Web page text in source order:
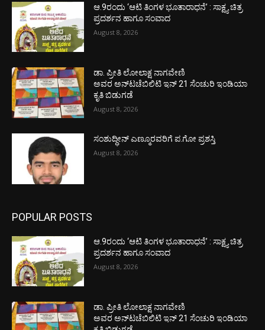
ಆ.9ರಂದು ‘ಆಟಿ ತಿಂಗಳ ಭೂತಾರಾಧನೆ’ : ಸಾಕ್ಷ್ಯ ಚಿತ್ರ
ಪ್ರದರ್ಶನ ಹಾಗೂ ಸಂವಾದ
August 8, 2026
ಡಾ. ಪ್ರೀತಿ ಲೋಲಾಕ್ಷ ನಾಗವೇಣಿ
ಅವರ ಅನ್‌ಟಚೆಬಿಲಿಟಿ ಇನ್ 21 ಸೆಂಚುರಿ ಇಂಡಿಯಾ
ಕೃತಿ ಬಿಡುಗಡೆ
August 8, 2026
ಸಂಶುದ್ಧೀನ್ ಎಣ್ಮೂರವರಿಗೆ ಪ.ಗೋ ಪ್ರಶಸ್ತಿ
August 8, 2026
POPULAR POSTS
ಆ.9ರಂದು ‘ಆಟಿ ತಿಂಗಳ ಭೂತಾರಾಧನೆ’ : ಸಾಕ್ಷ್ಯ ಚಿತ್ರ
ಪ್ರದರ್ಶನ ಹಾಗೂ ಸಂವಾದ
August 8, 2026
ಡಾ. ಪ್ರೀತಿ ಲೋಲಾಕ್ಷ ನಾಗವೇಣಿ
ಅವರ ಅನ್‌ಟಚೆಬಿಲಿಟಿ ಇನ್ 21 ಸೆಂಚುರಿ ಇಂಡಿಯಾ